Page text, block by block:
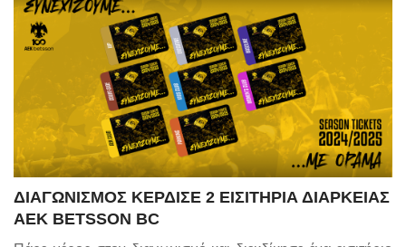
ΔΙΑΓΩΝΙΣΜΟΣ ΚΕΡΔΙΣΕ 2 ΕΙΣΙΤΗΡΙΑ ΔΙΑΡΚΕΙΑΣ
AEK BETSSON BC